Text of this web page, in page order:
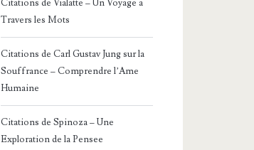
Citations de Vialatte – Un Voyage a
Travers les Mots
Citations de Carl Gustav Jung sur la
Souffrance – Comprendre l’Ame
Humaine
Citations de Spinoza – Une
Exploration de la Pensee